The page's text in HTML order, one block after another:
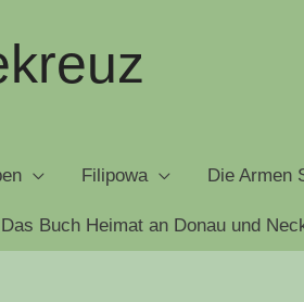
Filipowa Die Armen
Das Buch Heimat an Donau und